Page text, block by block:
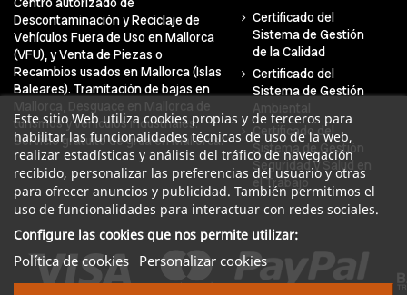
Este sitio Web utiliza cookies propias y de terceros para
habilitar las funcionalidades técnicas de uso de la web,
realizar estadísticas y análisis del tráfico de navegación
recibido, personalizar las preferencias del usuario y otras
para ofrecer anuncios y publicidad. También permitimos el
uso de funcionalidades para interactuar con redes sociales.
Configure las cookies que nos permite utilizar:
Política de cookies Personalizar cookies
Descontaminación y Reciclaje de
Vehículos Fuera de Uso en Mallorca
(VFU), y Venta de Piezas o
Recambios usados en Mallorca (Islas
Baleares). Tramitación de bajas en
Mallorca, Desguace en Mallorca de
turismos y vehículos industriales.
Servicio gratuito de grúa en Mallorca.
Certificado del
Sistema de Gestión
de la Calidad
Certificado del
Sistema de Gestión
Ambiental
Certificado del
Sistema de Gestión
Seguridad y Salud en
el Trabajo